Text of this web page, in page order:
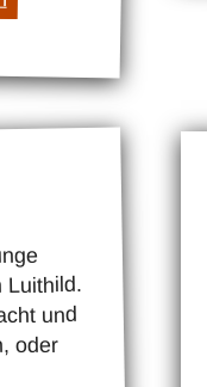
Luithild.
und
oder